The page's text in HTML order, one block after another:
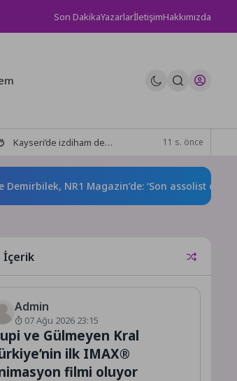
Son DakikaYazarlarİletişimHakkımızda
Kayseri’de izdiham değil, rekor vardı! 11 s. önce
NR1 Magazin’de: ‘Son assolist olarak var
İçerik
Admin
07 Ağu 2026 23:15
ve Gülmeyen Kral
ilk IMAX®
filmi oluyor